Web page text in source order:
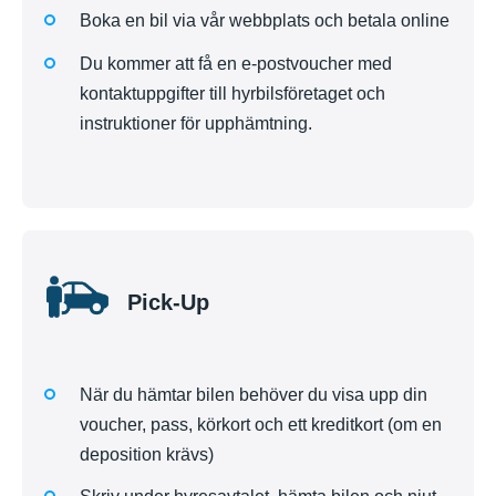
Boka en bil via vår webbplats och betala online
Du kommer att få en e-postvoucher med
kontaktuppgifter till hyrbilsföretaget och
instruktioner för upphämtning.
Pick-Up
När du hämtar bilen behöver du visa upp din
voucher, pass, körkort och ett kreditkort (om en
deposition krävs)